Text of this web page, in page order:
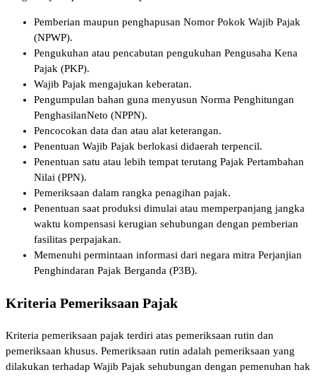
Pemberian maupun penghapusan Nomor Pokok Wajib Pajak
(NPWP).
Pengukuhan atau pencabutan pengukuhan Pengusaha Kena
Pajak (PKP).
Wajib Pajak mengajukan keberatan.
Pengumpulan bahan guna menyusun Norma Penghitungan
PenghasilanNeto (NPPN).
Pencocokan data dan atau alat keterangan.
Penentuan Wajib Pajak berlokasi didaerah terpencil.
Penentuan satu atau lebih tempat terutang Pajak Pertambahan
Nilai (PPN).
Pemeriksaan dalam rangka penagihan pajak.
Penentuan saat produksi dimulai atau memperpanjang jangka
waktu kompensasi kerugian sehubungan dengan pemberian
fasilitas perpajakan.
Memenuhi permintaan informasi dari negara mitra Perjanjian
Penghindaran Pajak Berganda (P3B).
Kriteria Pemeriksaan Pajak
Kriteria pemeriksaan pajak terdiri atas pemeriksaan rutin dan
pemeriksaan khusus. Pemeriksaan rutin adalah pemeriksaan yang
dilakukan terhadap Wajib Pajak sehubungan dengan pemenuhan hak